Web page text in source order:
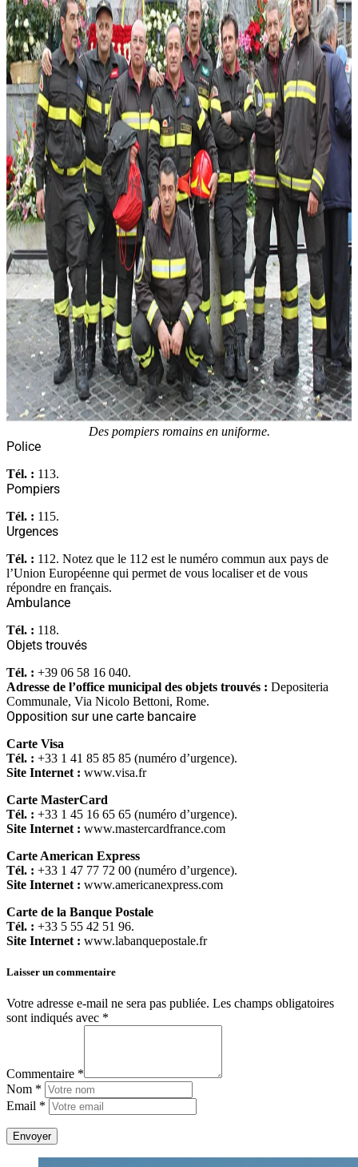
Des pompiers romains en uniforme.
Police
Tél. : 113.
Pompiers
Tél. : 115.
Urgences
Tél. : 112. Notez que le 112 est le numéro commun aux pays de
l’Union Européenne qui permet de vous localiser et de vous
répondre en français.
Ambulance
Tél. : 118.
Objets trouvés
Tél. : +39 06 58 16 040.
Adresse de l’office municipal des objets trouvés : Depositeria
Communale, Via Nicolo Bettoni, Rome.
Opposition sur une carte bancaire
Carte Visa
Tél. : +33 1 41 85 85 85 (numéro d’urgence).
Site Internet : www.visa.fr
Carte MasterCard
Tél. : +33 1 45 16 65 65 (numéro d’urgence).
Site Internet : www.mastercardfrance.com
Carte American Express
Tél. : +33 1 47 77 72 00 (numéro d’urgence).
Site Internet : www.americanexpress.com
Carte de la Banque Postale
Tél. : +33 5 55 42 51 96.
Site Internet : www.labanquepostale.fr
Laisser un commentaire
Votre adresse e-mail ne sera pas publiée. Les champs obligatoires
sont indiqués avec *
Commentaire *
Nom *
Email *